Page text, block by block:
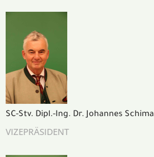
SC-Stv. Dipl.-Ing. Dr. Johannes Schima
VIZEPRÄSIDENT